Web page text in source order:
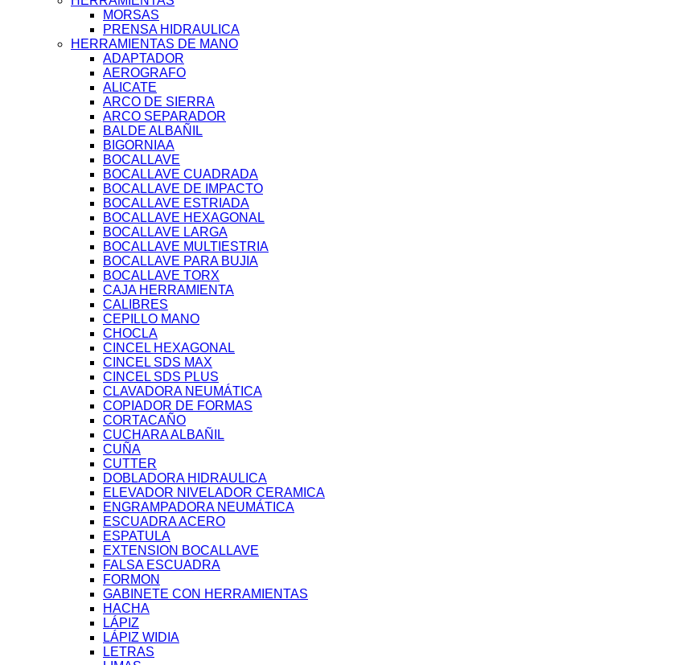
MORSAS
PRENSA HIDRAULICA
HERRAMIENTAS DE MANO
ADAPTADOR
AEROGRAFO
ALICATE
ARCO DE SIERRA
ARCO SEPARADOR
BALDE ALBAÑIL
BIGORNIAA
BOCALLAVE
BOCALLAVE CUADRADA
BOCALLAVE DE IMPACTO
BOCALLAVE ESTRIADA
BOCALLAVE HEXAGONAL
BOCALLAVE LARGA
BOCALLAVE MULTIESTRIA
BOCALLAVE PARA BUJIA
BOCALLAVE TORX
CAJA HERRAMIENTA
CALIBRES
CEPILLO MANO
CHOCLA
CINCEL HEXAGONAL
CINCEL SDS MAX
CINCEL SDS PLUS
CLAVADORA NEUMÁTICA
COPIADOR DE FORMAS
CORTACAÑO
CUCHARA ALBAÑIL
CUÑA
CUTTER
DOBLADORA HIDRAULICA
ELEVADOR NIVELADOR CERAMICA
ENGRAMPADORA NEUMÁTICA
ESCUADRA ACERO
ESPATULA
EXTENSION BOCALLAVE
FALSA ESCUADRA
FORMON
GABINETE CON HERRAMIENTAS
HACHA
LÁPIZ
LÁPIZ WIDIA
LETRAS